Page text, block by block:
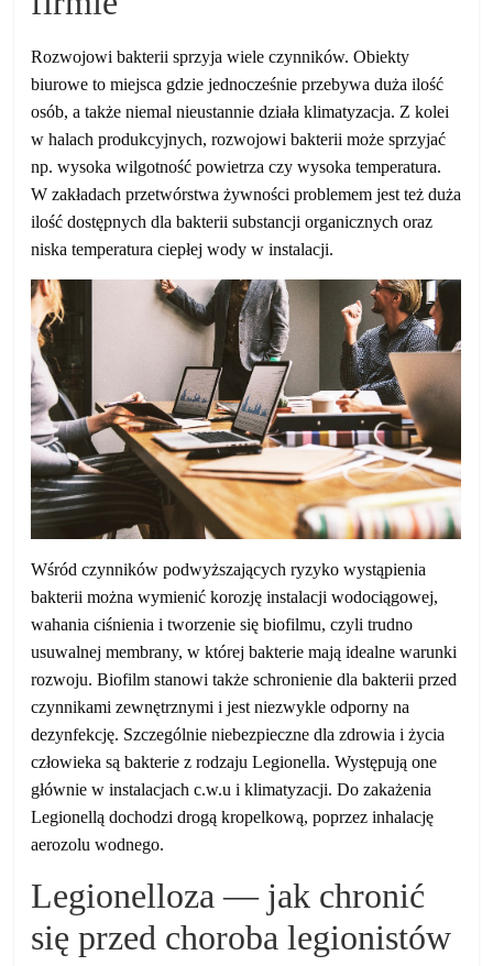
Rozwojowi bakterii sprzyja wiele czynników. Obiekty
biurowe to miejsca gdzie jednocześnie przebywa duża ilość
osób, a także niemal nieustannie działa klimatyzacja. Z kolei
w halach produkcyjnych, rozwojowi bakterii może sprzyjać
np. wysoka wilgotność powietrza czy wysoka temperatura.
W zakładach przetwórstwa żywności problemem jest też duża
ilość dostępnych dla bakterii substancji organicznych oraz
niska temperatura ciepłej wody w instalacji.
Wśród czynników podwyższających ryzyko wystąpienia
bakterii można wymienić korozję instalacji wodociągowej,
wahania ciśnienia i tworzenie się biofilmu, czyli trudno
usuwalnej membrany, w której bakterie mają idealne warunki
rozwoju. Biofilm stanowi także schronienie dla bakterii przed
czynnikami zewnętrznymi i jest niezwykle odporny na
dezynfekcję. Szczególnie niebezpieczne dla zdrowia i życia
człowieka są bakterie z rodzaju Legionella. Występują one
głównie w instalacjach c.w.u i klimatyzacji. Do zakażenia
Legionellą dochodzi drogą kropelkową, poprzez inhalację
aerozolu wodnego.
Legionelloza — jak chronić
się przed choroba legionistów